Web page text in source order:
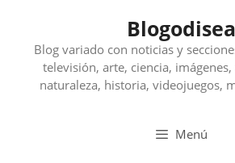
contenido
Blogodisea
Blog variado con noticias y
televisión, arte, ciencia,
naturaleza, historia, videojuegos,
Menú